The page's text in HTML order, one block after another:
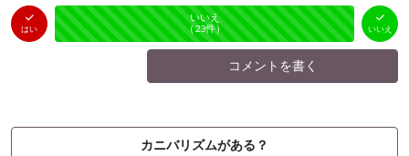
はい
はい
（0件）
未投票
いいえ
（23件） いいえ
コメントを書く
カニバリズムがある？